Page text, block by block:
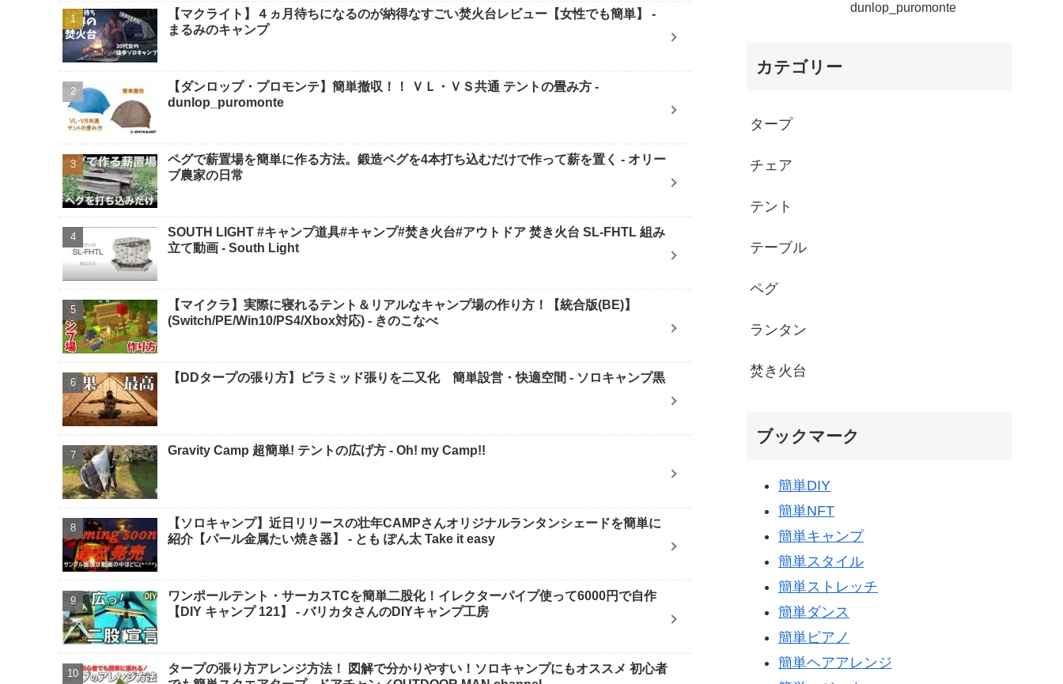
【マクライト】４ヵ月待ちになるのが納得なすごい焚火台レビュー【女性でも簡単】 -
まるみのキャンプ
【ダンロップ・プロモンテ】簡単撤収！！ ＶＬ・ＶＳ共通 テントの畳み方 -
dunlop_puromonte
ペグで薪置場を簡単に作る方法。鍛造ペグを4本打ち込むだけで作って薪を置く - オリー
ブ農家の日常
SOUTH LIGHT #キャンプ道具#キャンプ#焚き火台#アウトドア 焚き火台 SL-FHTL 組み
立て動画 - South Light
【マイクラ】実際に寝れるテント＆リアルなキャンプ場の作り方！【統合版(BE)】
(Switch/PE/Win10/PS4/Xbox対応) - きのこなべ
【DDタープの張り方】ピラミッド張りを二又化 簡単設営・快適空間 - ソロキャンプ黒
Gravity Camp 超簡単! テントの広げ方 - Oh! my Camp!!
【ソロキャンプ】近日リリースの壮年CAMPさんオリジナルランタンシェードを簡単に
紹介【パール金属たい焼き器】 - とも ぽん太 Take it easy
ワンポールテント・サーカスTCを簡単二股化！イレクターパイプ使って6000円で自作
【DIY キャンプ 121】 - バリカタさんのDIYキャンプ工房
タープの張り方アレンジ方法！ 図解で分かりやすい！ソロキャンプにもオススメ 初心者
dunlop_puromonte
カテゴリー
タープ
チェア
テント
テーブル
ペグ
ランタン
焚き火台
ブックマーク
簡単DIY
簡単NFT
簡単キャンプ
簡単スタイル
簡単ストレッチ
簡単ダンス
簡単ピアノ
簡単ヘアアレンジ